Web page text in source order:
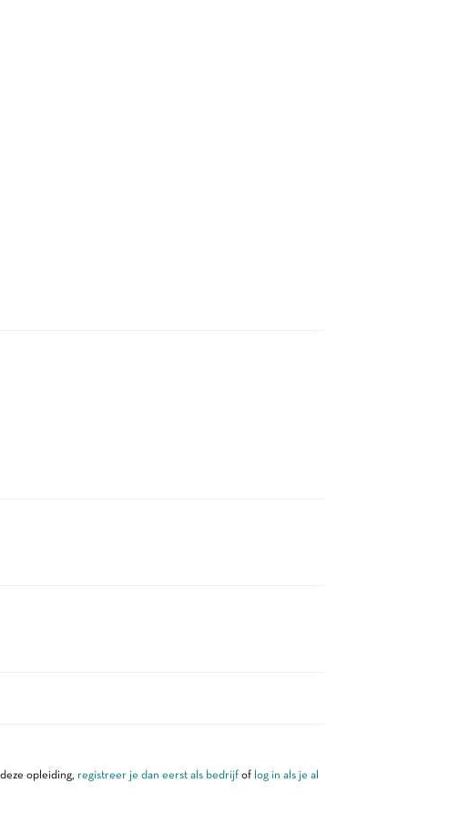
opleiding, registreer je dan eerst als bedrijfof log in als je al